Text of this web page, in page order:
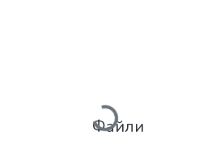
Вантажиться...
Файли